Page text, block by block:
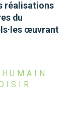
réalisations
du
œuvrant